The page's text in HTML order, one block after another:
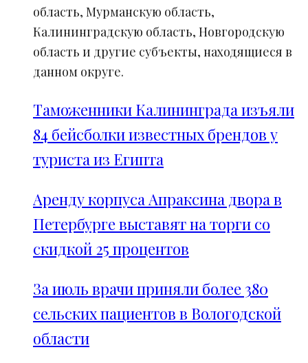
область, Мурманскую область,
Калининградскую область, Новгородскую
область и другие субъекты, находящиеся в
данном округе.
Таможенники Калининграда изъяли
84 бейсболки известных брендов у
туриста из Египта
Аренду корпуса Апраксина двора в
Петербурге выставят на торги со
скидкой 25 процентов
За июль врачи приняли более 380
сельских пациентов в Вологодской
области